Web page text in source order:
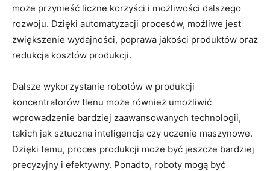
może przynieść liczne korzyści i możliwości dalszego⁣
rozwoju. Dzięki automatyzacji ‌procesów, możliwe jest
⁤zwiększenie​ wydajności, poprawa ​jakości produktów⁢ oraz
redukcja kosztów produkcji.
Dalsze wykorzystanie robotów w produkcji⁣
koncentratorów tlenu ​może również umożliwić
wprowadzenie bardziej zaawansowanych technologii,⁣
takich jak sztuczna inteligencja ⁣czy​ uczenie ‍maszynowe.
Dzięki ​temu,‌ proces produkcji może być jeszcze bardziej
precyzyjny​ i efektywny. Ponadto, ​roboty mogą ⁢być